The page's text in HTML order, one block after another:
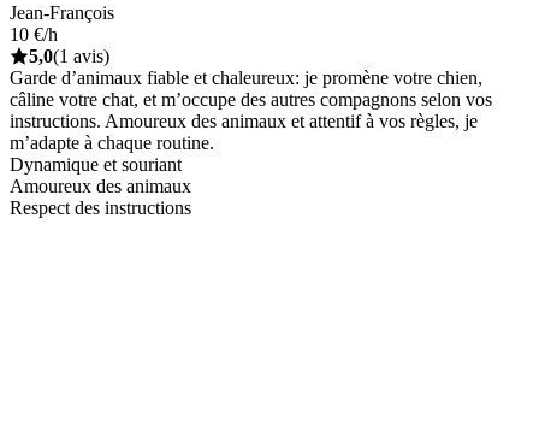
Jean-François
10 €/h
5,0(1 avis)
Garde d’animaux fiable et chaleureux: je promène votre chien,
câline votre chat, et m’occupe des autres compagnons selon vos
instructions. Amoureux des animaux et attentif à vos règles, je
m’adapte à chaque routine.
Dynamique et souriant
Amoureux des animaux
Respect des instructions